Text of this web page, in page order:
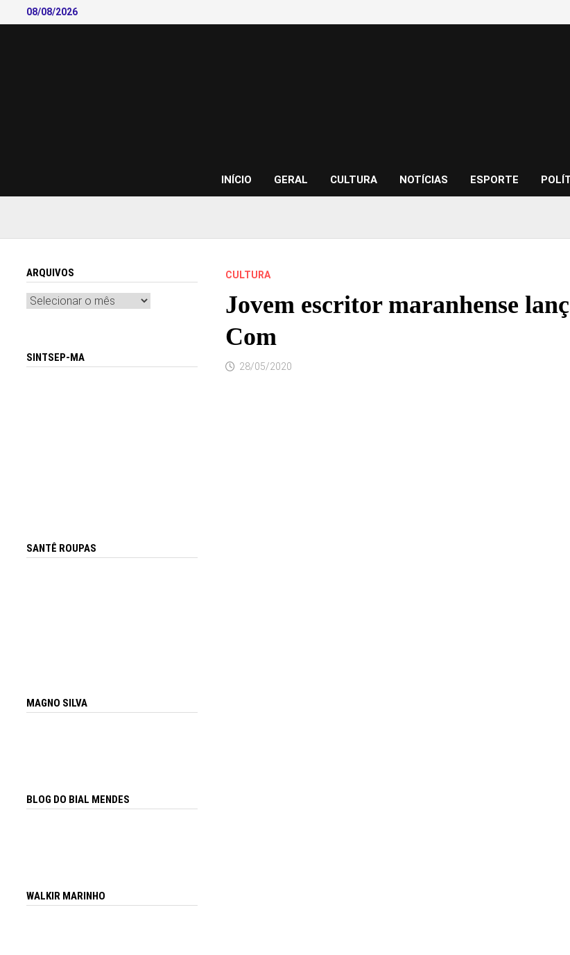
to
08/08/2026
INÍCIO GERAL CULTURA NOTÍCIAS ESPORTE
CULTURA
Jovem escritor maranhense
Com
28/05/2020
ARQUIVOS
Arquivos
SINTSEP-MA
SANTÊ ROUPAS
MAGNO SILVA
BLOG DO BIAL MENDES
WALKIR MARINHO